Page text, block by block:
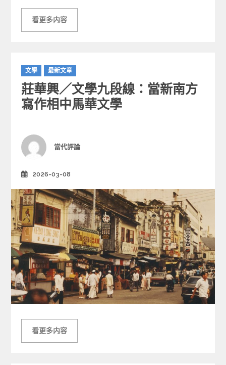
看更多内容
C
a
t
e
g
i
e
文學 最新文章
莊華興／文學九段線：當新南方
寫作相中馬華文學
Author
當代評論
2026-03-08
看更多内容